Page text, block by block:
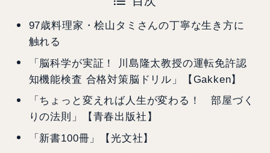
97歳料理家・桧山タミさんの丁寧な生き方に
触れる
「脳科学が実証！ 川島隆太教授の運転免許認
知機能検査 合格対策脳ドリル」【Gakken】
「ちょっと変えれば人生が変わる！ 部屋づく
りの法則」【青春出版社】
「新書100冊」【光文社】